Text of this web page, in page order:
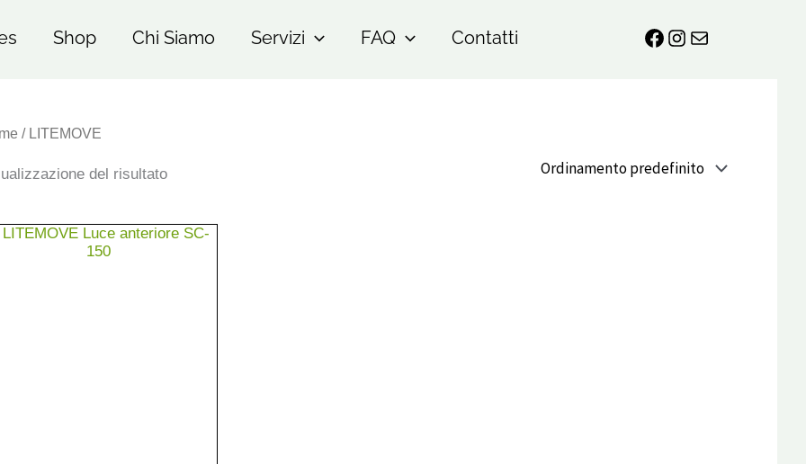
Shop Chi Siamo Servizi FAQ Contatti
/ LITEMOVE
del risultato